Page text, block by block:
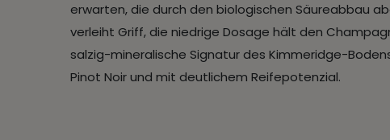
erwarten, die durch den biologischen Säureabbau
verleiht Griff, die niedrige Dosage hält den
salzig-mineralische Signatur des Kimmeridge-
Pinot Noir und mit deutlichem Reifepotenzial.